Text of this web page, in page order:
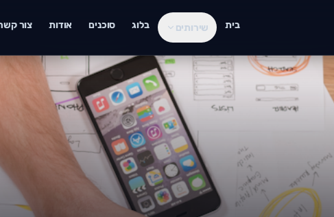
בית שירותים בלוג סוכנים אודות צור